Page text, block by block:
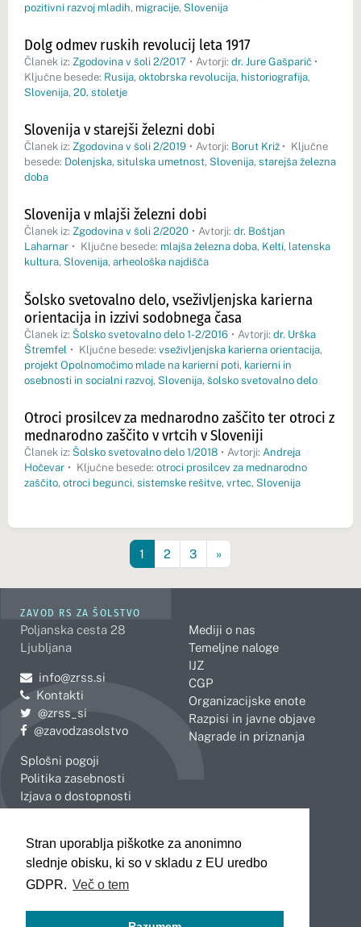
Stran uporablja piškotke za anonimno
slednje obisku, ki so v skladu z EU uredbo
GDPR. Več o tem
pozitivni razvoj mladih, migracije, Slovenija
Dolg odmev ruskih revolucij leta 1917
Članek iz: Zgodovina v šoli 2/2017 • Avtorji: dr. Jure Gašparič •
Ključne besede: Rusija, oktobrska revolucija, historiografija,
Slovenija, 20. stoletje
Slovenija v starejši železni dobi
Članek iz: Zgodovina v šoli 2/2019 • Avtorji: Borut Križ • Ključne
besede: Dolenjska, situlska umetnost, Slovenija, starejša železna
doba
Slovenija v mlajši železni dobi
Članek iz: Zgodovina v šoli 2/2020 • Avtorji: dr. Boštjan
Laharnar • Ključne besede: mlajša železna doba, Kelti, latenska
kultura, Slovenija, arheološka najdišča
Šolsko svetovalno delo, vseživljenjska karierna
orientacija in izzivi sodobnega časa
Članek iz: Šolsko svetovalno delo 1-2/2016 • Avtorji: dr. Urška
Štremfel • Ključne besede: vseživljenjska karierna orientacija,
projekt Opolnomočimo mlade na karierni poti, karierni in
osebnosti in socialni razvoj, Slovenija, šolsko svetovalno delo
Otroci prosilcev za mednarodno zaščito ter otroci z
mednarodno zaščito v vrtcih v Sloveniji
Članek iz: Šolsko svetovalno delo 1/2018 • Avtorji: Andreja
Hočevar • Ključne besede: otroci prosilcev za mednarodno
zaščito, otroci begunci, sistemske rešitve, vrtec, Slovenija
1 2 3 »
ZAVOD RS ZA ŠOLSTVO
Poljanska cesta 28
Ljubljana
Pošljite e-mail na
info@zrss.si
Kontakti
Pojdite na Twitter:
@zrss_si
Pojdite na Facebook:
@zavodzasolstvo
Splošni pogoji
Politika zasebnosti
Izjava o dostopnosti
Mediji o nas
Temeljne naloge
IJZ
CGP
Organizacijske enote
Razpisi in javne objave
Nagrade in priznanja
Celje
Koper
Kranj
Novo mesto
Slovenj Gradec